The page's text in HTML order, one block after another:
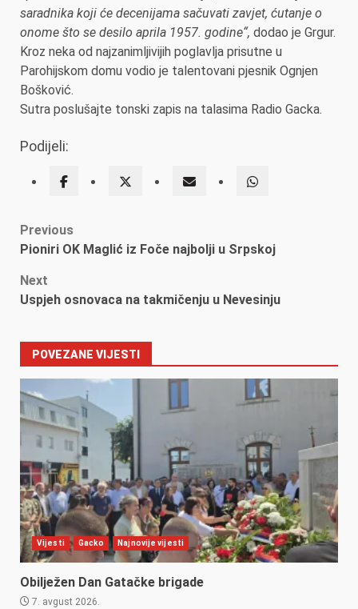
saradnika koji će decenijama sačuvati zavjet, ćutanje o
onome što se desilo aprila 1957. godine“, dodao je Grgur.
Kroz neka od najzanimljivijih poglavlja prisutne u
Parohijskom domu vodio je talentovani pjesnik Ognjen
Bošković.
Sutra poslušajte tonski zapis na talasima Radio Gacka.
Podijeli:
Post
Previous
Pioniri OK Maglić iz Foče najbolji u Srpskoj
Next
Uspjeh osnovaca na takmičenju u Nevesinju
POVEZANE VIJESTI
Vijesti Gacko Najnovije vijesti
Obilježen Dan Gatačke brigade
7. avgust 2026.